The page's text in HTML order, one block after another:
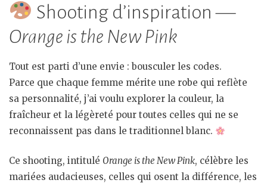
Shooting d’inspiration —
Orange is the New Pink
Tout est parti d’une envie : bousculer les codes.
Parce que chaque femme mérite une robe qui reflète
sa personnalité, j’ai voulu explorer la couleur, la
fraîcheur et la légèreté pour toutes celles qui ne se
reconnaissent pas dans le traditionnel blanc.
Ce shooting, intitulé Orange is the New Pink, célèbre les
mariées audacieuses, celles qui osent la différence, les